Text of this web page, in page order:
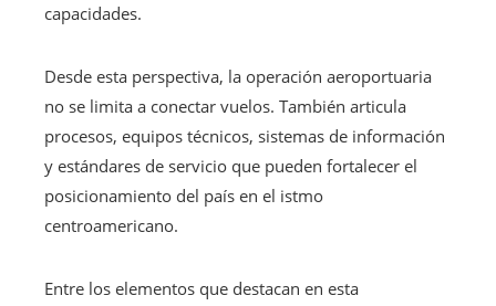
capacidades.
Desde esta perspectiva, la operación aeroportuaria
no se limita a conectar vuelos. También articula
procesos, equipos técnicos, sistemas de información
y estándares de servicio que pueden fortalecer el
posicionamiento del país en el istmo
centroamericano.
Entre los elementos que destacan en esta